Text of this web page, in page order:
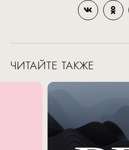
ЧИТАЙТЕ ТАКЖЕ